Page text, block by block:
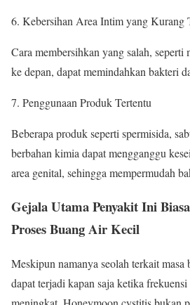
Kebersihan Area Intim yang Kurang
Cara membersihkan yang salah, seperti
ke depan, dapat memindahkan bakteri
Penggunaan Produk Tertentu
Beberapa produk seperti spermisida,
berbahan kimia dapat mengganggu
area genital, sehingga mempermudah
Gejala Utama Penyakit Ini
Proses Buang Air Kecil
Meskipun namanya seolah terkait
dapat terjadi kapan saja ketika